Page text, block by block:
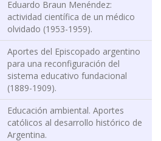
Eduardo Braun Menéndez:
actividad científica de un médico
olvidado (1953-1959).
Aportes del Episcopado argentino
para una reconfiguración del
sistema educativo fundacional
(1889-1909).
Educación ambiental. Aportes
católicos al desarrollo histórico de
Argentina.